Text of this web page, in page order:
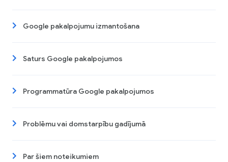
Google pakalpojumu izmantošana
Saturs Google pakalpojumos
Programmatūra Google pakalpojumos
Problēmu vai domstarpību gadījumā
Par šiem noteikumiem